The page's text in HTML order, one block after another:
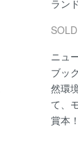
ラン
ニュ
ブッ
然環
て、
賞本！